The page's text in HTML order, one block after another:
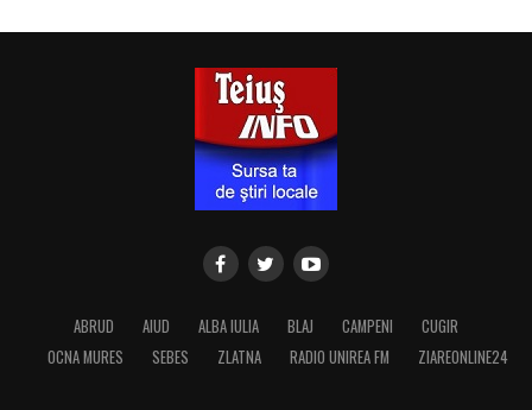
ABRUD AIUD ALBA IULIA BLAJ CAMPENI
CUGIR
OCNA MURES
SEBES ZLATNA RADIO UNIREA FM ZIAREONLINE24